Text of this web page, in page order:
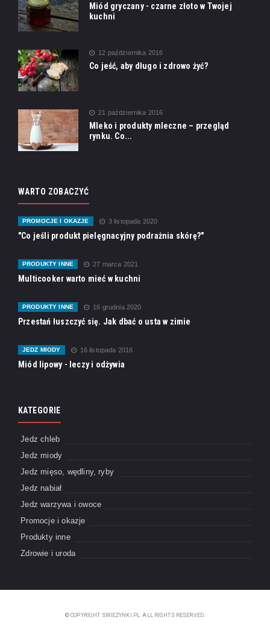
Miód gryczany - czarne złoto w Twojej
kuchni
12 października 2016
Co jeść, aby długo i zdrowo żyć?
21 października 2016
Mleko i produkty mleczne – przegląd
rynku. Co...
WARTO ZOBACZYĆ
PROMOCJE I OKAZJE 3 listopada 2020
"Co jeśli produkt pielęgnacyjny podrażnia skórę?"
PRODUKTY INNE 27 marca 2021
Multicooker warto mieć w kuchni
PRODUKTY INNE 16 grudnia 2020
Przestań łuszczyć się. Jak dbać o usta w zimie
JEDZ MIODY 16 listopada 2016
Miód lipowy - leczy i odżywia
KATEGORIE
Jedz chleb
Jedz miody
Jedz mięso, wędliny, ryby
Jedz nabiał
Jedz warzywa i owoce
Promocje i okazje
Produkty inne
Zdrowie i uroda
© COPYRIGHT SWIEZYNKI.PL. ALL RIGHTS RESERVED.